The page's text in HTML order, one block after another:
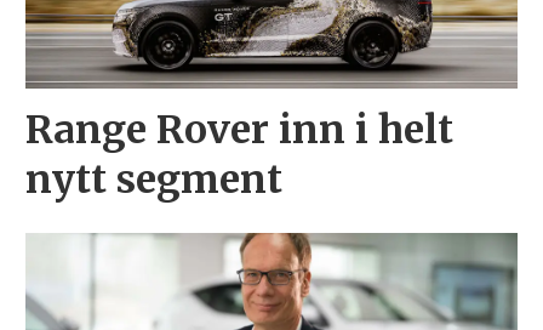
Range Rover inn i helt
nytt segment